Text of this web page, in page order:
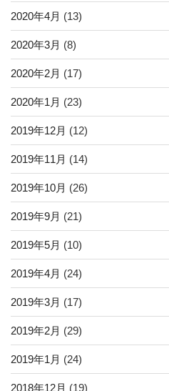
2020年4月 (13)
2020年3月 (8)
2020年2月 (17)
2020年1月 (23)
2019年12月 (12)
2019年11月 (14)
2019年10月 (26)
2019年9月 (21)
2019年5月 (10)
2019年4月 (24)
2019年3月 (17)
2019年2月 (29)
2019年1月 (24)
2018年12月 (19)